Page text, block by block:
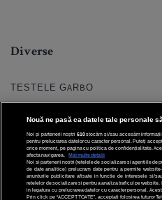
Diverse
TESTELE GARBO
HOROSCOP
HOROSCOPUL IUBIRII
FORUMURI
TRATAMENTE NATURISTE
Nouă ne pasă ca datele tale personale
Noi și partenerii noștri 610stocăm și/sau accesăm
pentru prelucrarea datelor cu caracter personal. Puteți
orice moment, pe pagina cu politica de confidențialitate.
afecta navigarea.
Mai multe detalii
Noi si partenerii nostri (retelele de socializare si agentiile de
de date analitice) prelucram date pentru a permite
anunturile publicitare afisate in functie de interesele si/
retelelor de socializare si pentru a analiza traficul pe
in legatura cu prelucrarea datelor cu caracter personal.
Prin click pe “ACCEPT TOATE”, acceptati folosirea tuturor